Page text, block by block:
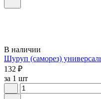
В наличии
Шуруп (саморез)
132 ₽
за 1 шт